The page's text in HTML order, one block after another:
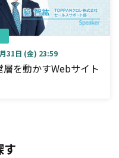
31日 (金) 23:59
を動かすWebサイト
す